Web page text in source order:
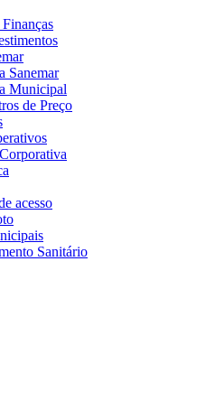
Sanemar
Municipal
de Preço
acesso
Sanitário